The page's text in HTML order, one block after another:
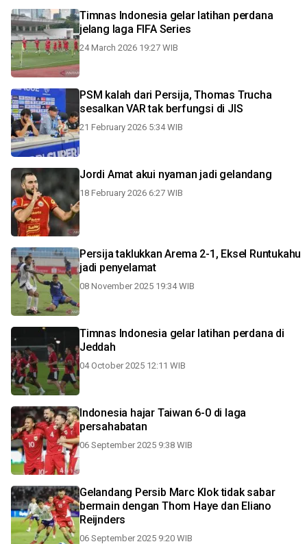
Timnas Indonesia gelar latihan perdana
jelang laga FIFA Series
24 March 2026 19:27 WIB
PSM kalah dari Persija, Thomas Trucha
sesalkan VAR tak berfungsi di JIS
21 February 2026 5:34 WIB
Jordi Amat akui nyaman jadi gelandang
18 February 2026 6:27 WIB
Persija taklukkan Arema 2-1, Eksel Runtukahu
jadi penyelamat
08 November 2025 19:34 WIB
Timnas Indonesia gelar latihan perdana di
Jeddah
04 October 2025 12:11 WIB
Indonesia hajar Taiwan 6-0 di laga
persahabatan
06 September 2025 9:38 WIB
Gelandang Persib Marc Klok tidak sabar
bermain dengan Thom Haye dan Eliano
Reijnders
06 September 2025 9:20 WIB